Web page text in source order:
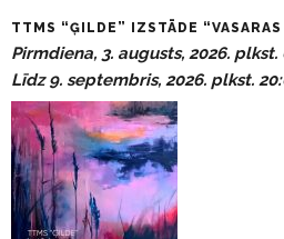
TTMS “ĢILDE” IZSTĀDE
Pirmdiena, 3. augusts, 2026. plkst.
Līdz 9. septembris, 2026. plkst.